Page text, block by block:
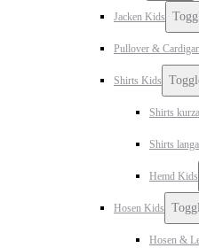
Jacken Kids
Pullover &
Shirts Kids
Shirts
Shirts
Hemd Kids
Hosen Kids
Hosen &